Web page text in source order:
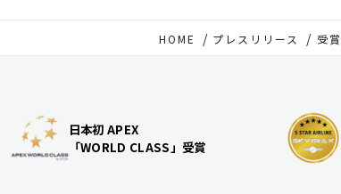
HOME プレスリリース 受賞
日本初 APEX
「WORLD CLASS」受賞